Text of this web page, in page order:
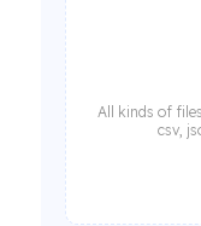
All kinds of
csv,